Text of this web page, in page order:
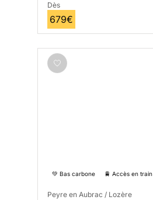
Dès
679€
💚 Bas carbone 🚆 Accès en train
Peyre en Aubrac / Lozère